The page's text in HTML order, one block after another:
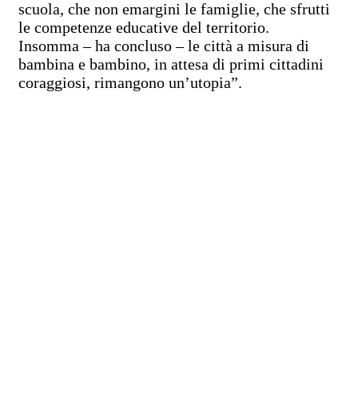
scuola, che non emargini le famiglie, che sfrutti
le competenze educative del territorio.
Insomma – ha concluso – le città a misura di
bambina e bambino, in attesa di primi cittadini
coraggiosi, rimangono un’utopia”.